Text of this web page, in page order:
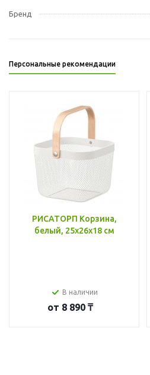
Бренд
Персональные рекомендации
РИСАТОРП Корзина,
белый, 25x26x18 см
В наличии
от 8 890 ₸